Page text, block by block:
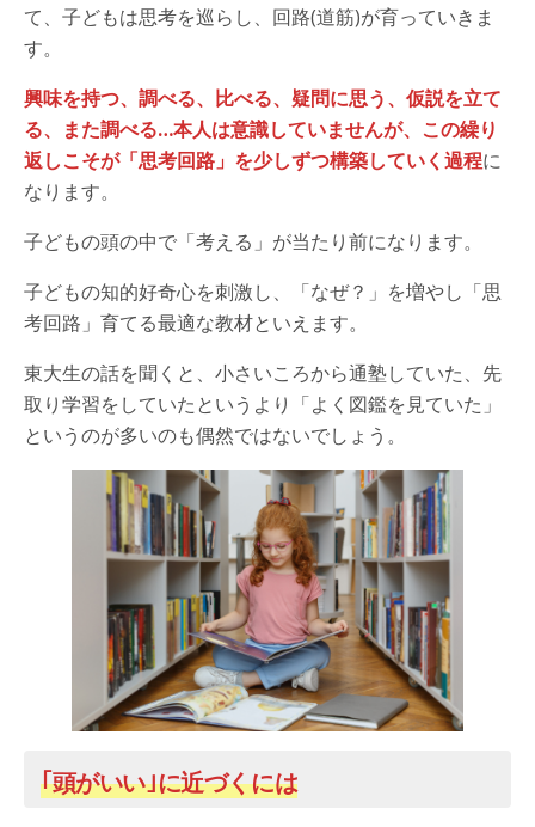
て、子どもは思考を巡らし、回路(道筋)が育っていきま
す。
興味を持つ、調べる、比べる、疑問に思う、仮説を立て
る、また調べる…本人は意識していませんが、この繰り
返しこそが「思考回路」を少しずつ構築していく過程に
なります。
子どもの頭の中で「考える」が当たり前になります。
子どもの知的好奇心を刺激し、「なぜ？」を増やし「思
考回路」育てる最適な教材といえます。
東大生の話を聞くと、小さいころから通塾していた、先
取り学習をしていたというより「よく図鑑を見ていた」
というのが多いのも偶然ではないでしょう。
｢頭がいい｣に近づくには